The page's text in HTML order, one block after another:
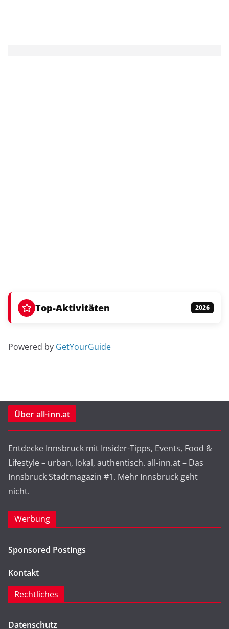
Top-Aktivitäten 2026
Powered by GetYourGuide
Über all-inn.at
Entdecke Innsbruck mit Insider-Tipps, Events, Food &
Lifestyle – urban, lokal, authentisch. all-inn.at – Das
Innsbruck Stadtmagazin #1. Mehr Innsbruck geht
nicht.
Werbung
Sponsored Postings
Kontakt
Rechtliches
Datenschutz